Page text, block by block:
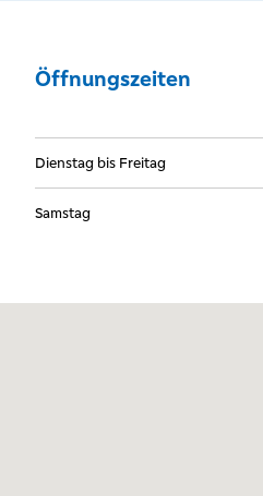
Öffnungszeiten
Dienstag bis Freitag
Samstag